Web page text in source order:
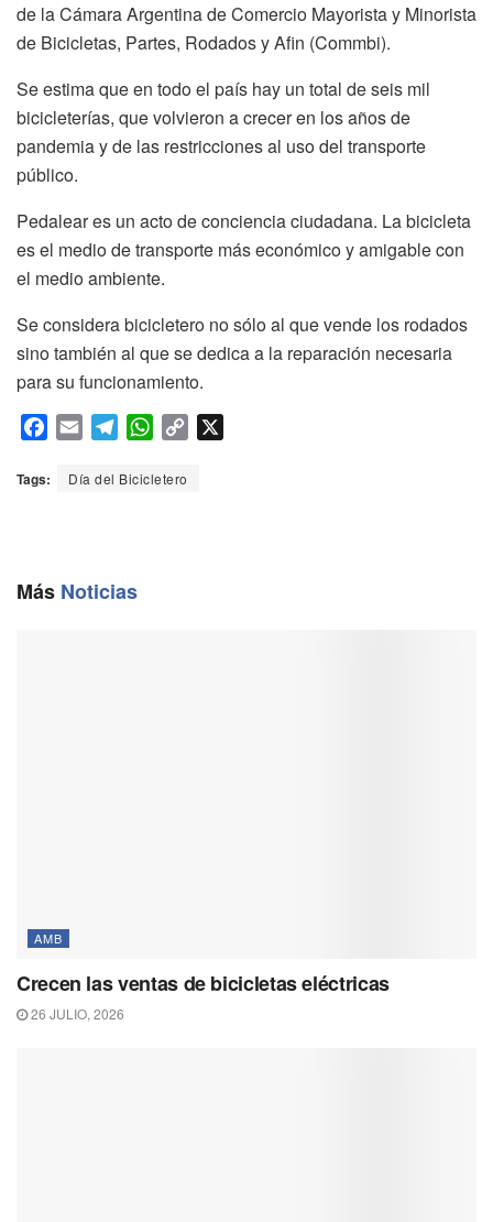
de la Cámara Argentina de Comercio Mayorista y Minorista
de Bicicletas, Partes, Rodados y Afin (Commbi).
Se estima que en todo el país hay un total de seis mil
bicicleterías, que volvieron a crecer en los años de
pandemia y de las restricciones al uso del transporte
público.
Pedalear es un acto de conciencia ciudadana. La bicicleta
es el medio de transporte más económico y amigable con
el medio ambiente.
Se considera bicicletero no sólo al que vende los rodados
sino también al que se dedica a la reparación necesaria
para su funcionamiento.
c
o
a
l
a
W
a
Tags: Día del Bicicletero
Más Noticias
AMB
Crecen las ventas de bicicletas eléctricas
26 JULIO, 2026